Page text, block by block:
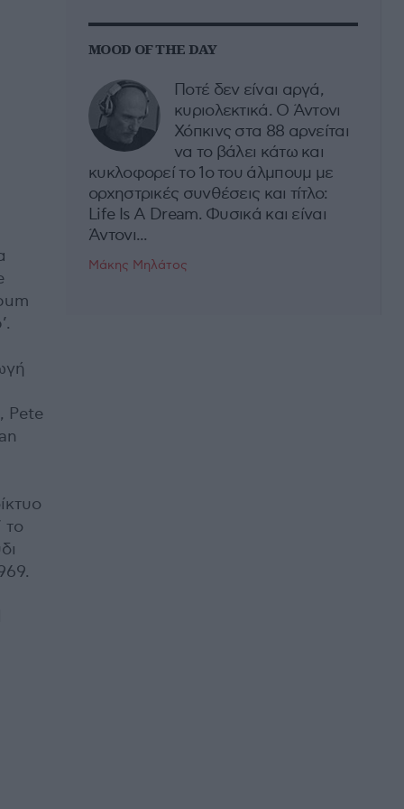
Pete
το
MOOD OF THE DAY
Ποτέ δεν είναι αργά,
κυριολεκτικά. Ο Άντονι
Χόπκινς στα 88 αρνείται
να το βάλει κάτω και
κυκλοφορεί το 1ο του άλμπουμ με
ορχηστρικές συνθέσεις και τίτλο:
Life Is A Dream. Φυσικά και είναι
Άντονι...
Μάκης Μηλάτος